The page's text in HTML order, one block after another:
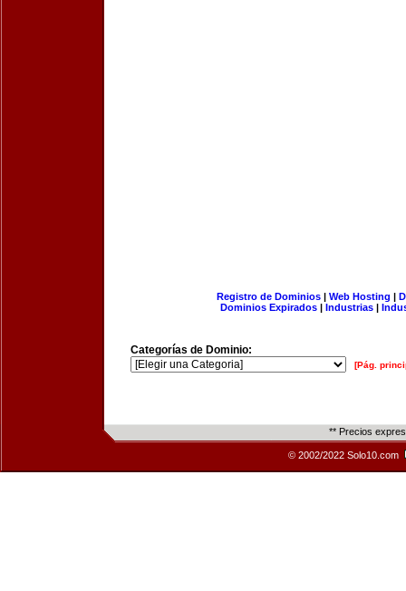
Registro de Dominios| Web Hosting |
Dominios Expirados | Industrias |
Categorías de Dominio:
[Pág.
** Precios
© 2002/2022 Solo10.com